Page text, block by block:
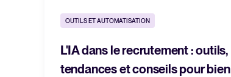
OUTILS ET AUTOMATISATION
L'IA dans le recrutement : outils,
tendances et conseils pour bien